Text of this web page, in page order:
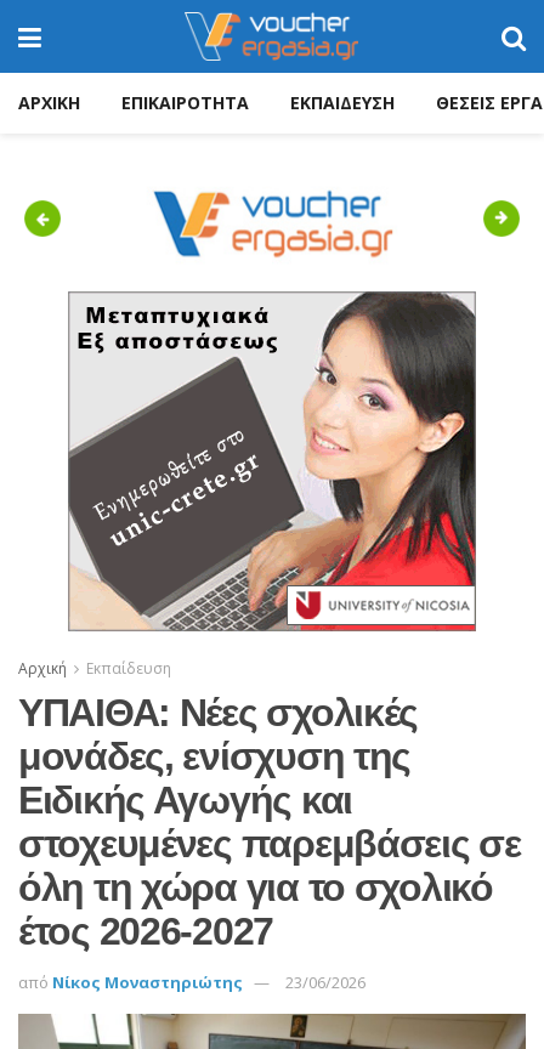
ΑΡΧΙΚΗ ΕΠΙΚΑΙΡΟΤΗΤΑ ΕΚΠΑΙΔΕΥΣΗ ΘΕΣΕΙΣ
Previous Next
Αρχική Εκπαίδευση
ΥΠΑΙΘΑ: Νέες σχολικές
μονάδες, ενίσχυση της
Ειδικής Αγωγής και
στοχευμένες παρεμβάσεις σε
όλη τη χώρα για το σχολικό
έτος 2026-2027
από Νίκος Μοναστηριώτης 23/06/2026